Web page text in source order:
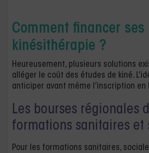
Comment financer ses
kinésithérapie ?
Heureusement, plusieurs solutions
alléger le coût des études de kiné.
anticiper avant même l’inscription en
Les bourses régionales
formations sanitaires et
Pour les formations sanitaires,